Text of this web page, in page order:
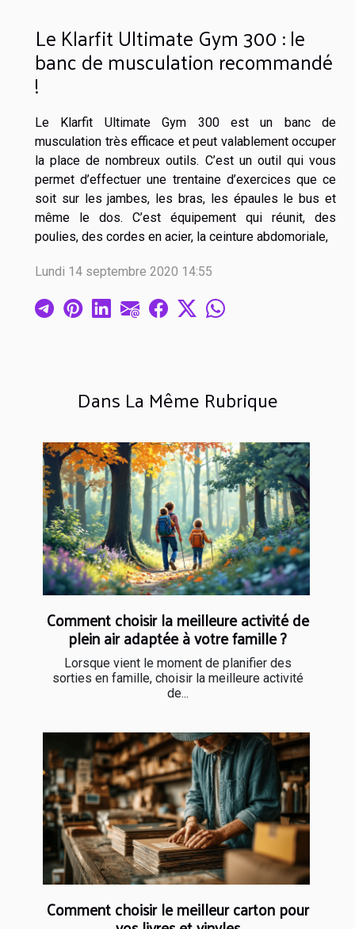
Dans La Même Rubrique
Comment choisir la meilleure activité de
plein air adaptée à votre famille ?
Lorsque vient le moment de planifier des
sorties en famille, choisir la meilleure activité
de...
Comment choisir le meilleur carton pour
Le Klarfit Ultimate Gym 300 : le
banc de musculation recommandé
!
Le Klarfit Ultimate Gym 300 est un banc de
musculation très efficace et peut valablement occuper
la place de nombreux outils. C’est un outil qui vous
permet d’effectuer une trentaine d’exercices que ce
soit sur les jambes, les bras, les épaules le bus et
même le dos. C’est équipement qui réunit, des
poulies, des cordes en acier, la ceinture abdomoriale,
Lundi 14 septembre 2020 14:55